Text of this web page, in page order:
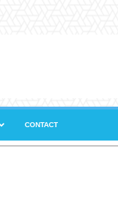
CONTACT